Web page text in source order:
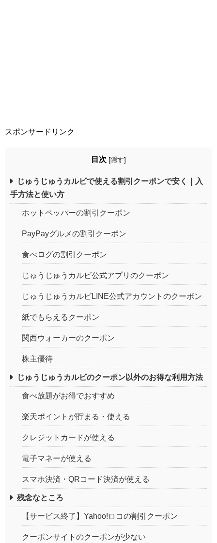
スポンサードリンク
目次 [隠す]
じゅうじゅうカルビで使える割引クーポンで安く｜入
手方法と使い方
ホットペッパーの割引クーポン
PayPayグルメの割引クーポン
食べログの割引クーポン
じゅうじゅうカルビ公式アプリのクーポン
じゅうじゅうカルビLINE公式アカウントのクーポン
紙でもらえるクーポン
関西ウォーカーのクーポン
株主優待
じゅうじゅうカルビのクーポン以外のお得な利用方法
食べ放題がお得でおすすめ
楽天ポイントが貯まる・使える
クレジットカードが使える
電子マネーが使える
スマホ決済・QRコード決済が使える
残念なところ
【サービス終了】Yahoo!ロコの割引クーポン
クーポンサイトのクーポンが少ない